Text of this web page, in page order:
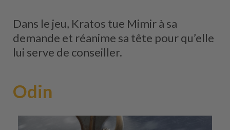
Dans le jeu, Kratos tue Mimir à sa
demande et réanime sa tête pour qu’elle
lui serve de conseiller.
Odin